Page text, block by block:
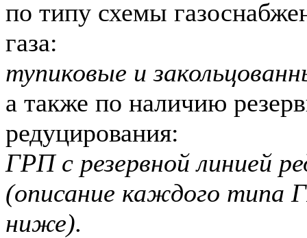
по типу схемы
газа:
тупиковые и
а также по наличию
редуцирования:
ГРП с резервной линией
(описание каждого типа
ниже).